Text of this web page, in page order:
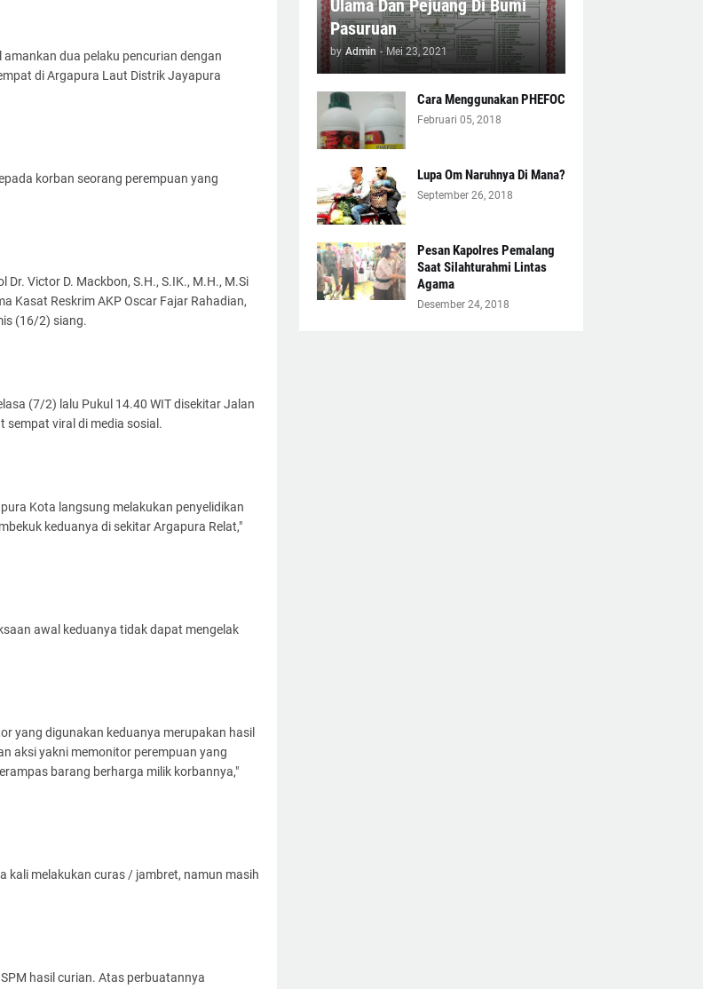
dua pelaku pencurian dengan
di Argapura Laut Distrik Jayapura
korban seorang perempuan yang
Victor D. Mackbon, S.H., S.IK., M.H., M.Si
Kasat Reskrim AKP Oscar Fajar Rahadian,
(16/2) siang.
(7/2) lalu Pukul 14.40 WIT disekitar Jalan
sempat viral di media sosial.
Kota langsung melakukan penyelidikan
keduanya di sekitar Argapura Relat,"
awal keduanya tidak dapat mengelak
yang digunakan keduanya merupakan hasil
aksi yakni memonitor perempuan yang
barang berharga milik korbannya,"
kali melakukan curas / jambret, namun masih
hasil curian. Atas perbuatannya
Ulama Dan Pejuang Di Bumi
Pasuruan
by Admin - Mei 23, 2021
Cara Menggunakan PHEFOC
Februari 05, 2018
Lupa Om Naruhnya Di Mana?
September 26, 2018
Pesan Kapolres Pemalang
Saat Silahturahmi Lintas
Agama
Desember 24, 2018